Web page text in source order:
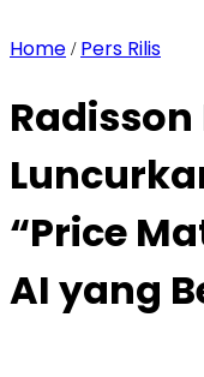
Home / Pers Rilis
“Price
AI yang